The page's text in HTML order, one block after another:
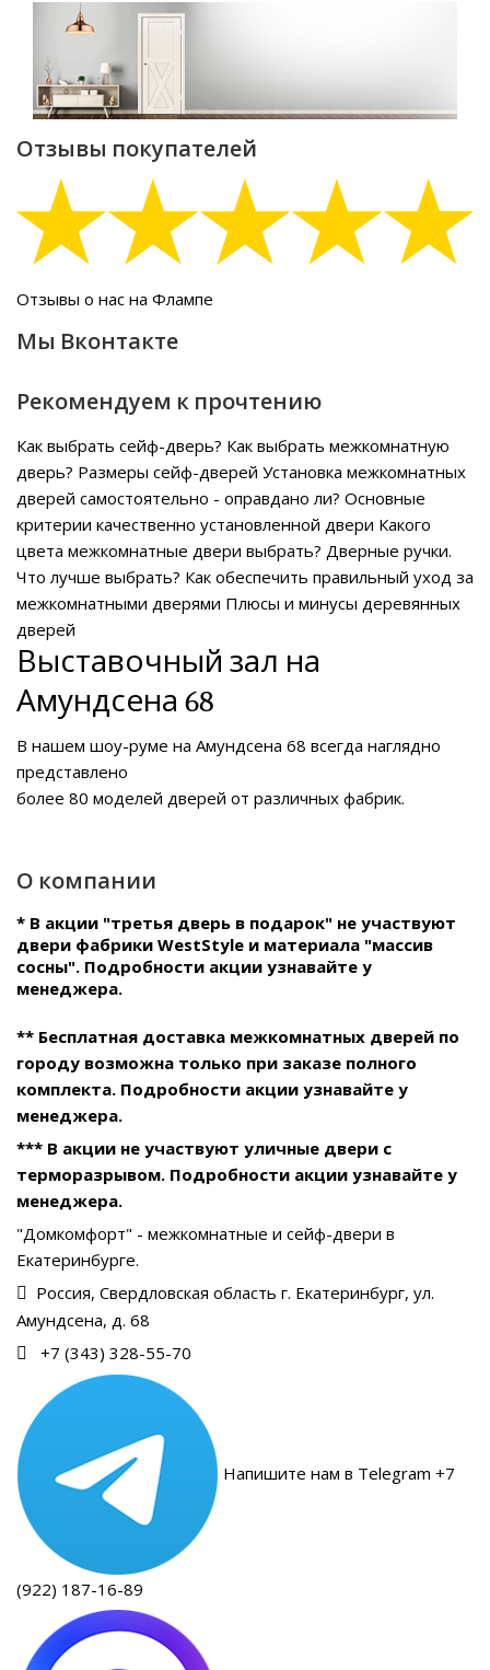
Отзывы покупателей
Отзывы о нас на Флампе
Мы Вконтакте
Рекомендуем к прочтению
Как выбрать сейф-дверь? Как выбрать межкомнатную
дверь? Размеры сейф-дверей Установка межкомнатных
дверей самостоятельно - оправдано ли? Основные
критерии качественно установленной двери Какого
цвета межкомнатные двери выбрать? Дверные ручки.
Что лучше выбрать? Как обеспечить правильный уход за
межкомнатными дверями Плюсы и минусы деревянных
дверей
Выставочный зал на
Амундсена 68
В нашем шоу-руме на Амундсена 68 всегда наглядно
представлено
более 80 моделей дверей от различных фабрик.
О компании
* В акции "третья дверь в подарок" не участвуют
двери фабрики WestStyle и материала "массив
сосны". Подробности акции узнавайте у
менеджера.
** Бесплатная доставка межкомнатных дверей по
городу возможна только при заказе полного
комплекта. Подробности акции узнавайте у
менеджера.
*** В акции не участвуют уличные двери с
терморазрывом. Подробности акции узнавайте у
менеджера.
"Домкомфорт" - межкомнатные и сейф-двери в
Екатеринбурге.
Россия, Свердловская область г. Екатеринбург, ул.
Амундсена, д. 68
+7 (343) 328-55-70
Напишите нам в Telegram +7
(922) 187-16-89